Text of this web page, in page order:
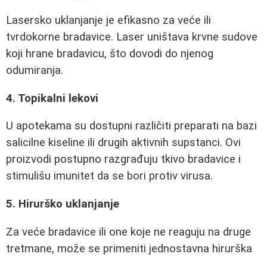
Lasersko uklanjanje je efikasno za veće ili
tvrdokorne bradavice. Laser uništava krvne sudove
koji hrane bradavicu, što dovodi do njenog
odumiranja.
4. Topikalni lekovi
U apotekama su dostupni različiti preparati na bazi
salicilne kiseline ili drugih aktivnih supstanci. Ovi
proizvodi postupno razgrađuju tkivo bradavice i
stimulišu imunitet da se bori protiv virusa.
5. Hirurško uklanjanje
Za veće bradavice ili one koje ne reaguju na druge
tretmane, može se primeniti jednostavna hirurška